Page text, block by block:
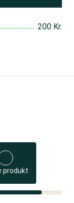
200 Kr.
produkt